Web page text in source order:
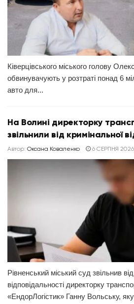
Ківерцівського міського голову
обвинувачують у розтраті понад 6
авто для...
На Волині директорку
звільнили від кримінальної
Автор: Оксана Коваленко 6 СЕРПНЯ 2026
Рівненський міський суд звільнив
відповідальності директорку
«ЕндорЛогістик» Ганну Вольську,